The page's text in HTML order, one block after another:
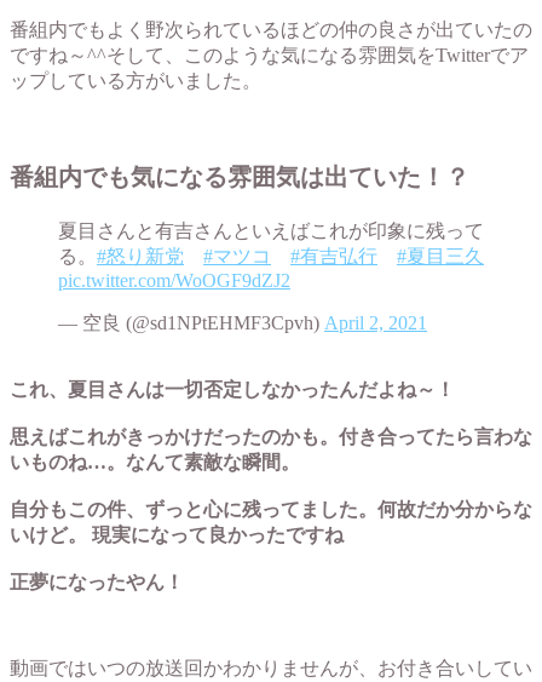
番組内でもよく野次られているほどの仲の良さが出ていたの
ですね～^^そして、このような気になる雰囲気をTwitterでア
ップしている方がいました。
番組内でも気になる雰囲気は出ていた！？
夏目さんと有吉さんといえばこれが印象に残って
る。 #怒り新党 #マツコ #有吉弘行
#夏目三久
pic.twitter.com/WoOGF9dZJ2
— 空良 (@sd1NPtEHMF3Cpvh) April 2, 2021
これ、夏目さんは一切否定しなかったんだよね～！
思えばこれがきっかけだったのかも。付き合ってたら言わな
いものね…。なんて素敵な瞬間。
自分もこの件、ずっと心に残ってました。何故だか分からな
いけど。 現実になって良かったですね
正夢になったやん！
動画ではいつの放送回かわかりませんが、お付き合いしてい